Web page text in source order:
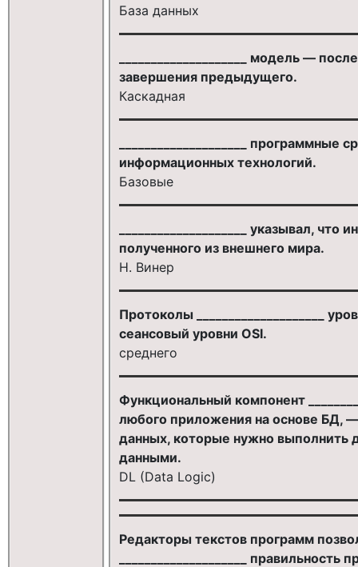
База данных
____________________ модель —
завершения предыдущего.
Каскадная
____________________
информационных технологий.
Базовые
____________________ указывал,
полученного из внешнего мира.
Н. Винер
Протоколы ____________________
сеансовый уровни OSI.
среднего
Функциональный компонент
любого приложения на основе БД,
данных, которые нужно выполнить
данными.
DL (Data Logic)
Редакторы текстов программ
____________________ правильность